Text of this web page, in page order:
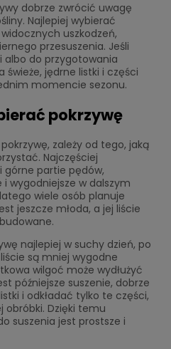
dobrze zwrócić uwagę
Najlepiej wybierać
uszkodzeń,
przesuszenia. Jeśli
albo do przygotowania
jędrne listki i części
momencie sezonu.
pokrzywę
zależy od tego, jaką
Najczęściej
górne partie pędów,
i wygodniejsze w dalszym
wiele osób planuje
jeszcze młoda, a jej liście
najlepiej w suchy dzień, po
są mniej wygodne
wilgoć może wydłużyć
późniejsze suszenie, dobrze
i odkładać tylko te części,
obróbki. Dzięki temu
suszenia jest prostsze i